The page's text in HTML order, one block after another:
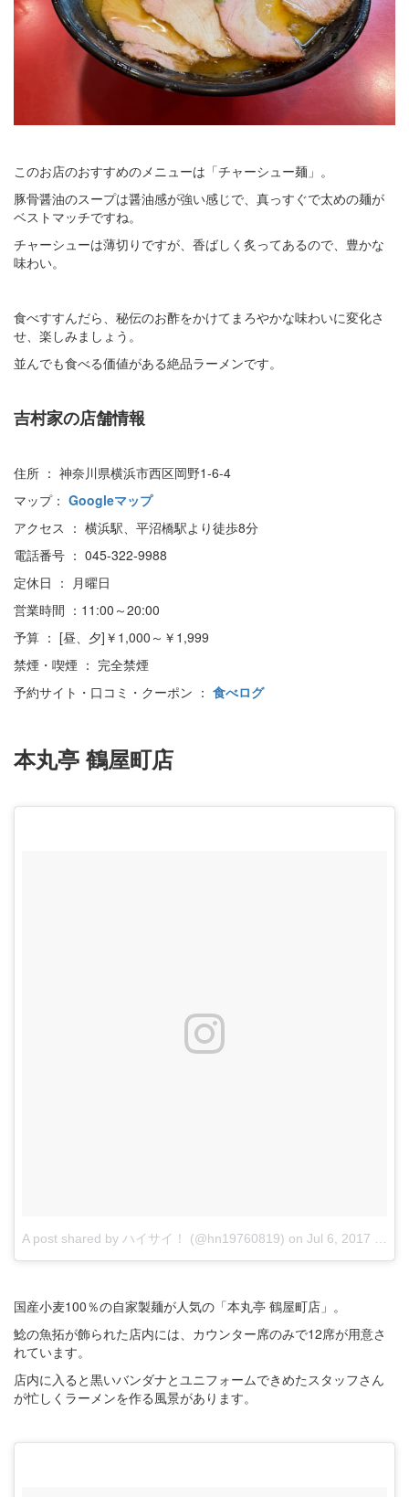
このお店のおすすめのメニューは「チャーシュー麺」。
豚骨醤油のスープは醤油感が強い感じで、真っすぐで太めの麺が
ベストマッチですね。
チャーシューは薄切りですが、香ばしく炙ってあるので、豊かな
味わい。
食べすすんだら、秘伝のお酢をかけてまろやかな味わいに変化さ
せ、楽しみましょう。
並んでも食べる価値がある絶品ラーメンです。
吉村家の店舗情報
住所 ： 神奈川県横浜市西区岡野1-6-4
マップ： Googleマップ
アクセス ： 横浜駅、平沼橋駅より徒歩8分
電話番号 ： 045-322-9988
定休日 ： 月曜日
営業時間 ：11:00～20:00
予算 ： [昼、夕]￥1,000～￥1,999
禁煙・喫煙 ： 完全禁煙
予約サイト・口コミ・クーポン ： 食べログ
本丸亭 鶴屋町店
A post shared by ハイサイ！ (@hn19760819) on Jul 6, 2017 at 2:18pm PDT
国産小麦100％の自家製麺が人気の「本丸亭 鶴屋町店」。
鯰の魚拓が飾られた店内には、カウンター席のみで12席が用意さ
れています。
店内に入ると黒いバンダナとユニフォームできめたスタッフさん
が忙しくラーメンを作る風景があります。